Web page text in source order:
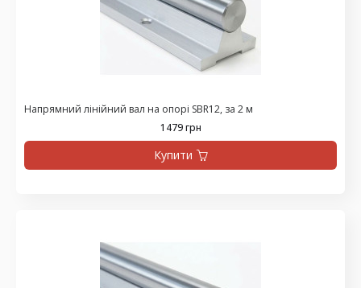
Напрямний лінійний вал на опорі SBR12, за 2 м
1479 грн
Купити